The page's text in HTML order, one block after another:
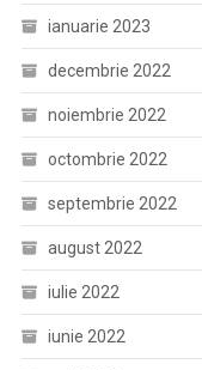
ianuarie 2023
decembrie 2022
noiembrie 2022
octombrie 2022
septembrie 2022
august 2022
iulie 2022
iunie 2022